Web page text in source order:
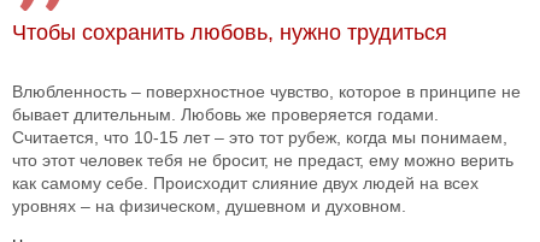
Чтобы сохранить любовь, нужно трудиться
Влюбленность – поверхностное чувство, которое в принципе не
бывает длительным. Любовь же проверяется годами.
Считается, что 10-15 лет – это тот рубеж, когда мы понимаем,
что этот человек тебя не бросит, не предаст, ему можно верить
как самому себе. Происходит слияние двух людей на всех
уровнях – на физическом, душевном и духовном.